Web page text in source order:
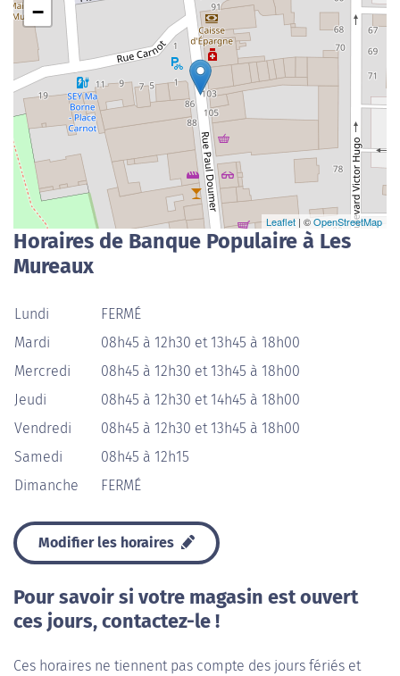
−
Leaflet | ©OpenStreetMap
Horaires de Banque Populaire à Les
Mureaux
Lundi
FERMÉ
Mardi
08h45 à 12h30 et 13h45 à 18h00
Mercredi
08h45 à 12h30 et 13h45 à 18h00
Jeudi
08h45 à 12h30 et 14h45 à 18h00
Vendredi
08h45 à 12h30 et 13h45 à 18h00
Samedi
08h45 à 12h15
Dimanche
FERMÉ
Modifier les horaires
Pour savoir si votre magasin est ouvert
ces jours, contactez-le !
Ces horaires ne tiennent pas compte des jours fériés et